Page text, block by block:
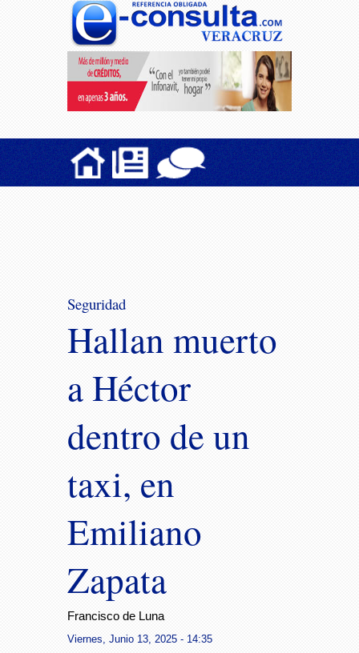
Seguridad
Hallan muerto
a Héctor
dentro de un
taxi, en
Emiliano
Zapata
Francisco de Luna
Viernes, Junio 13, 2025 - 14:35